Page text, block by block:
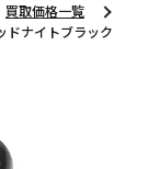
買取価格一覧
ナイトブラック